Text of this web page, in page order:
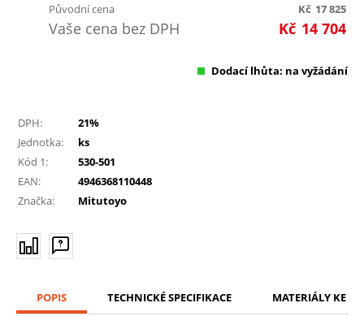
Původní cena 17 825
Kč
Vaše cena bez DPH 14 704
Kč
Dodací lhůta: na vyžádání
DPH:
21%
Jednotka:
ks
Kód 1:
530-501
EAN:
4946368110448
Značka:
Mitutoyo
POPIS TECHNICKÉ SPECIFIKACE MATERIÁLY KE